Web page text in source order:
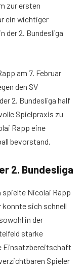
zur ersten
ein wichtiger
der 2. Bundesliga
am 7. Februar
den SV
2. Bundesliga half
Spielpraxis zu
Rapp eine
bevorstand.
2. Bundesliga
spielte Nicolai Rapp
konnte sich schnell
in der
starke
Einsatzbereitschaft
Spieler